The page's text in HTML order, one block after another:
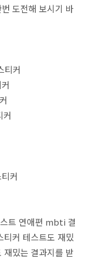
도전해 보시기 바
티커
커​
커
트 연애편 mbti 결
티커 테스트도 재밌
재밌는 결과지를 받